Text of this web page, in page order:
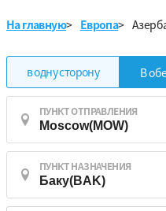
На главную> Европа>
в одну сторону В
ПУНКТ ОТПРАВЛЕНИЯ
ПУНКТ НАЗНАЧЕНИЯ